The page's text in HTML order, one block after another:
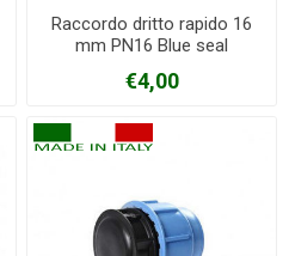
Raccordo dritto rapido 16
mm PN16 Blue seal
€4,00